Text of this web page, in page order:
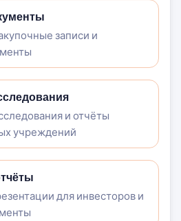
записи и
и отчёты
учреждений
для инвесторов и